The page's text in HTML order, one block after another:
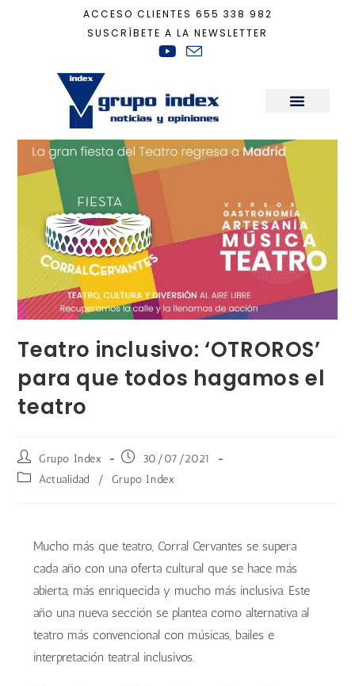
ACCESO CLIENTES 655 338 982
SUSCRÍBETE A LA NEWSLETTER
Actualidad
Teatro inclusivo: ‘OTROROS’
para que todos hagamos el
teatro
Grupo Index
30/07/2021
Actualidad
/ Grupo Index
Mucho más que teatro, Corral Cervantes se supera
cada año con una oferta cultural que se hace más
abierta, más enriquecida y mucho más inclusiva. Este
año una nueva sección se plantea como alternativa al
teatro más convencional con músicas, bailes e
interpretación teatral inclusivos.